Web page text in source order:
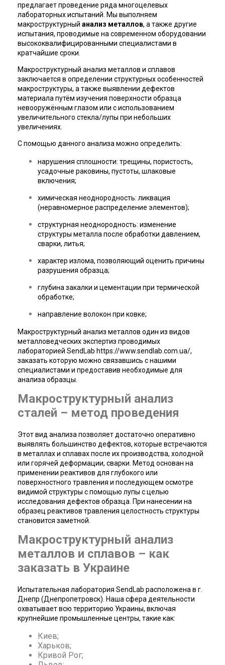
предлагает проведение ряда многоцелевых
лабораторных испытаний. Мы выполняем
макроструктурный анализ металлов, а также другие
испытания, проводимые на современном оборудовании
высококвалифицированными специалистами в
кратчайшие сроки.
Макроструктурный анализ металлов и сплавов
заключается в определении структурных особенностей
макроструктуры, а также выявлении дефектов
материала путём изучения поверхности образца
невооружённым глазом или с использованием
увеличительного стекла/лупы при небольших
увеличениях.
С помощью данного анализа можно определить:
нарушения сплошности: трещины, пористость,
усадочные раковины, пустоты, шлаковые
включения;
химическая неоднородность: ликвация
(неравномерное распределение элементов);
структурная неоднородность: изменение
структуры металла после обработки давлением,
сварки, литья;
характер излома, позволяющий оценить причины
разрушения образца;
глубина закалки и цементации при термической
обработке;
направление волокон при ковке;
Макроструктурный анализ металлов один из видов
металловедческих экспертиз проводимых
лабораторией SendLab https://www.sendlab.com.ua/,
заказать которую можно связавшись с нашими
специалистами и предоставив необходимые для
анализа образцы.
Макроструктурный анализ
сталей – метод проведения
Этот вид анализа позволяет достаточно оперативно
выявлять большинство дефектов, которые встречаются
в металлах и сплавах после их производства, холодной
или горячей деформации, сварки. Метод основан на
применении реактивов для глубокого или
поверхностного травления и последующем осмотре
видимой структуры с помощью лупы с целью
исследования дефектов образца. При нанесении на
образец реактивов травления целостность структуры
становится заметной.
Макроструктурный анализ
металлов и сплавов – как
заказать в Украине
Испытательная лаборатория SendLab расположена в г.
Днепр (Днепропетровск). Наша сфера деятельности
охватывает всю территорию Украины, включая
крупнейшие промышленные центры, такие как:
Киев;
Харьков;
Кривой Рог;